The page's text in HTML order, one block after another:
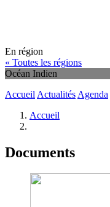
En région
« Toutes les régions
Océan Indien
Accueil Actualités Agenda
Accueil
Documents